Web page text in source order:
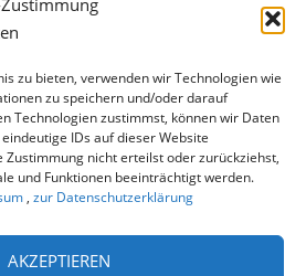
zu bieten, verwenden wir Technologien wie
zu speichern und/oder darauf
Technologien zustimmst, können wir Daten
IDs auf dieser Website
Zustimmung nicht erteilst oder zurückziehst,
und Funktionen beeinträchtigt werden.
, zur Datenschutzerklärung
AKZEPTIEREN
Irdische hinaus und dein
aus dem „Weihnachts-
Himmel“:
Es ist Nacht.